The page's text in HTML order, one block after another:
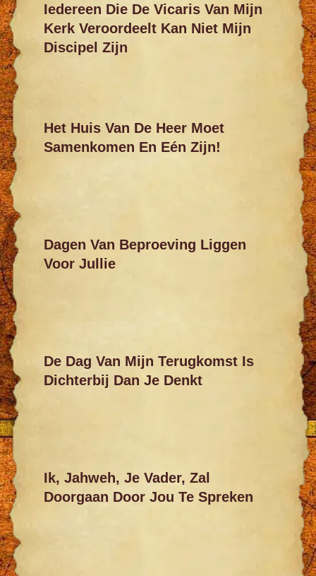
Iedereen Die De Vicaris Van Mijn
Kerk Veroordeelt Kan Niet Mijn
Discipel Zijn
Het Huis Van De Heer Moet
Samenkomen En Eén Zijn!
Dagen Van Beproeving Liggen
Voor Jullie
De Dag Van Mijn Terugkomst Is
Dichterbij Dan Je Denkt
Ik, Jahweh, Je Vader, Zal
Doorgaan Door Jou Te Spreken